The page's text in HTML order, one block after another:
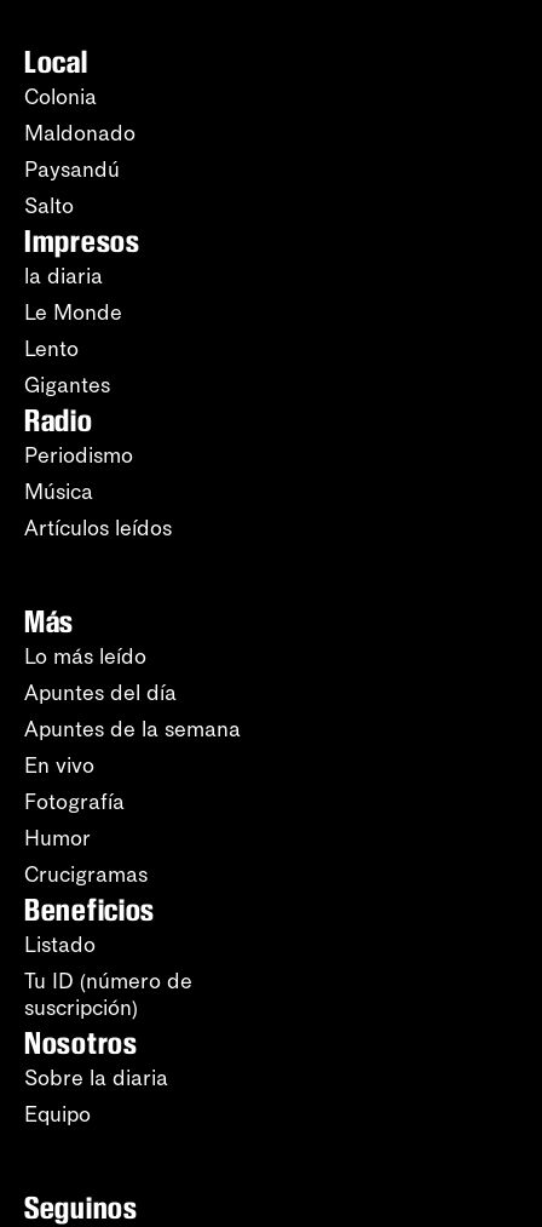
Local
Colonia
Maldonado
Paysandú
Salto
Impresos
la diaria
Le Monde
Lento
Gigantes
Radio
Periodismo
Música
Artículos leídos
Más
Lo más leído
Apuntes del día
Apuntes de la semana
En vivo
Fotografía
Humor
Crucigramas
Beneficios
Listado
Tu ID (número de
suscripción)
Nosotros
Sobre la diaria
Equipo
Seguinos